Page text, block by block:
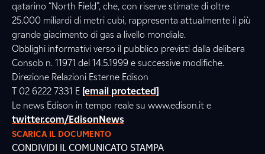
qatarino “North Field”, che, con riserve stimate di oltre
25.000 miliardi di metri cubi, rappresenta attualmente il più
grande giacimento di gas a livello mondiale.
Obblighi informativi verso il pubblico previsti dalla delibera
Consob n. 11971 del 14.5.1999 e successive modifiche.
Direzione Relazioni Esterne Edison
T 02 6222 7331 E [email protected]
Le news Edison in tempo reale su www.edison.it e
twitter.com/EdisonNews
SCARICA IL DOCUMENTO
CONDIVIDI IL COMUNICATO STAMPA